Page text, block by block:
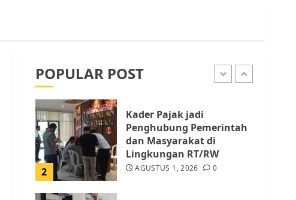
POPULAR POST
1 AGUSTUS 1, 2026
2
Kader Pajak jadi
Penghubung Pemerintah
dan Masyarakat di
Lingkungan RT/RW
AGUSTUS 1, 2026 0